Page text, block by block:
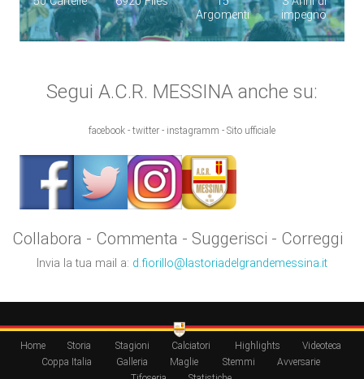
Argomenti
impegno
Segui A.C.R. MESSINA anche su:
facebook - twitter - instagramm - Sito ufficiale
Collabora - Commenta - Suggerisci - Correggi
Invia la tua mail a: d.fiorillo@lastoriadelgrandemessina.it
Home Storia Stagioni Calciatori Highlights
Videoteca
Coppa Italia
Galleria Maglie Stemmi
Avversarie